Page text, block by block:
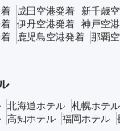
成田空港発着 新千歳
伊丹空港発着 神戸空
鹿児島空港発着 那覇
北海道ホテル 札幌ホテル
高知ホテル 福岡ホテル